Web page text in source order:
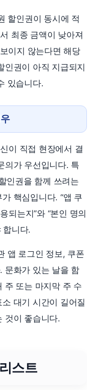
할인권이 동시에 적
최종 금액이 낮아져
이지 않는다면 해당
인권이 아직 지급되지
있습니다.
이 직접 현장에서 결
의가 우선입니다. 특
인권을 함께 쓰려는
핵심입니다. “앱 쿠
되는지”와 “본인 명의
합니다.
앱 로그인 정보, 쿠폰
문화가 있는 날을 함
주 또는 마지막 주 수
대기 시간이 길어질
것이 좋습니다.
스트